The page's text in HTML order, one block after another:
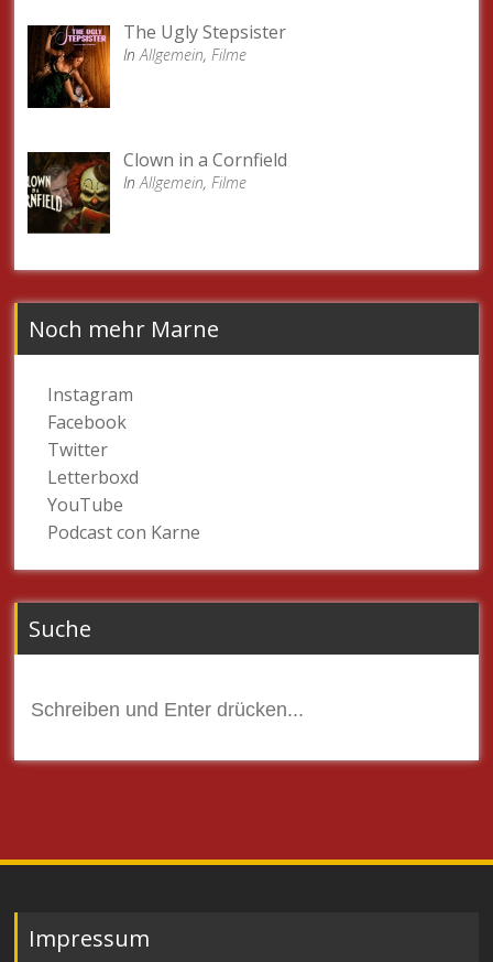
The Ugly Stepsister
InAllgemein, Filme
Clown in a Cornfield
InAllgemein, Filme
Noch mehr Marne
Instagram
Facebook
Twitter
Letterboxd
YouTube
Podcast con Karne
Suche
nach:
Impressum